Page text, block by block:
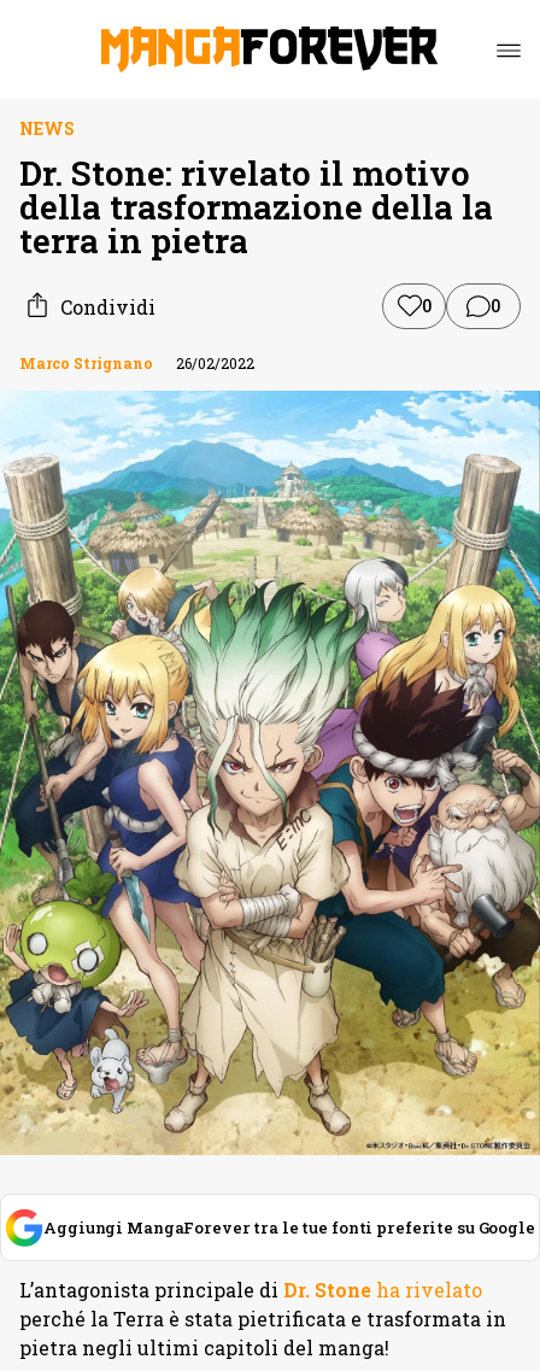
NEWS
Dr. Stone: rivelato il motivo
della trasformazione della la
terra in pietra
Condividi 0 0
Marco Strignano 26/02/2022
Aggiungi MangaForever tra le tue fonti preferite su Google
L’antagonista principale di Dr. Stone ha rivelato
perché la Terra è stata pietrificata e trasformata in
pietra negli ultimi capitoli del manga!